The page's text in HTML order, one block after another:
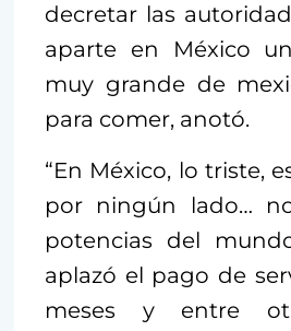
decretar las
aparte en México
muy grande de
para comer, anotó.
“En México, lo triste,
por ningún lado…
potencias del
aplazó el pago de
meses y entre